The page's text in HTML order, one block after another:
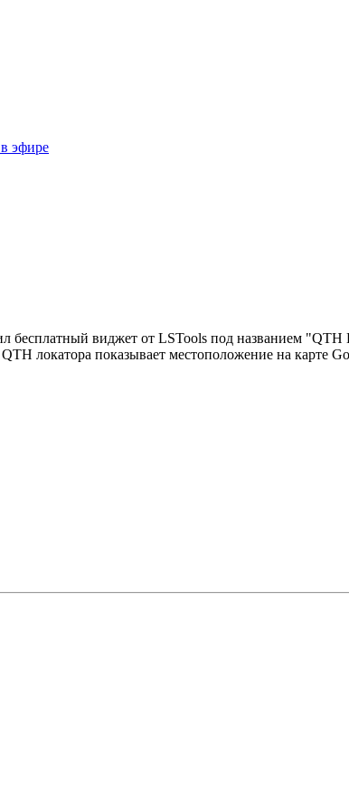
эфире
виджет от LSTools под названием
локатора показывает местоположение на карте